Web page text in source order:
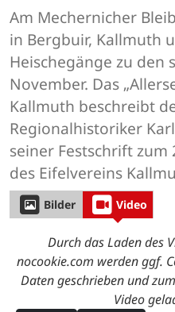
Am Mechernicher
in Bergbuir, Kallmuth
Heischegänge zu den
November. Das
Kallmuth beschreibt
Regionalhistoriker
seiner Festschrift
des Eifelvereins
Bilder Video
Durch das Laden des
nocookie.com werden ggf.
Daten geschrieben und
Video